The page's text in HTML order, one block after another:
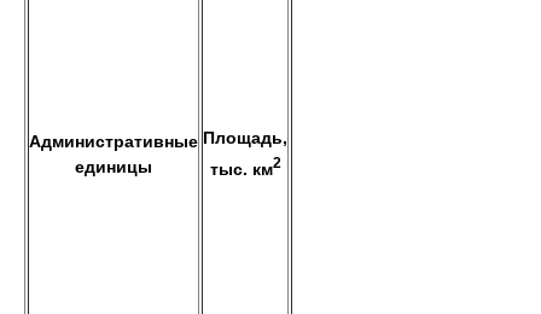
Административные
единицы
Площадь,
тыс. км2